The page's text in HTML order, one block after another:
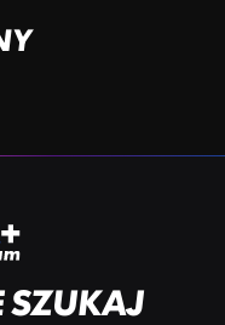
SZUKAJ